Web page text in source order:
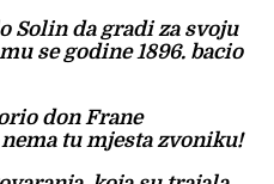
Solin da gradi za svoju
se godine 1896. bacio
don Frane
tu mjesta zvoniku!